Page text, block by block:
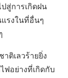
สู่การเกิดฝน
รงในที่อื่นๆ
ติเลวร้ายยิ่ง
ฟอย่างที่เกิดกับ